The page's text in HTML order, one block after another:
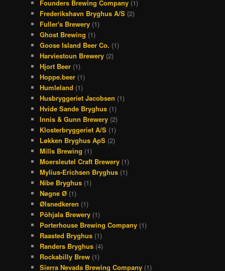
Founders Brewing Company (1)
Frederikshavn Bryghus A/S (2)
Fuller's Brewery (1)
Ghost Brewing (1)
Goose Island Beer Co. (1)
Harviestoun Brewery (2)
Hjort Beer (1)
Hoppe.beer (1)
Humleland (1)
Husbryggeriet Jacobsen (1)
Hvide Sande Bryghus (1)
Innis & Gunn Brewery (2)
Klosterbryggeriet A/S (1)
Løkken Bryghus ApS (2)
Mills Brewing (1)
Moersleutel Craft Brewery (1)
Mylius-Erichsen Bryghus (1)
Nibe Bryghus (1)
Nøgne Ø (1)
Ølsnedkeren (1)
Põhjala Brewery (1)
Porterhouse Brewing Company (1)
Raasted Bryghus (1)
Randers Bryghus (4)
Rockabilly Brew (1)
Sierra Nevada Brewing Company (1)